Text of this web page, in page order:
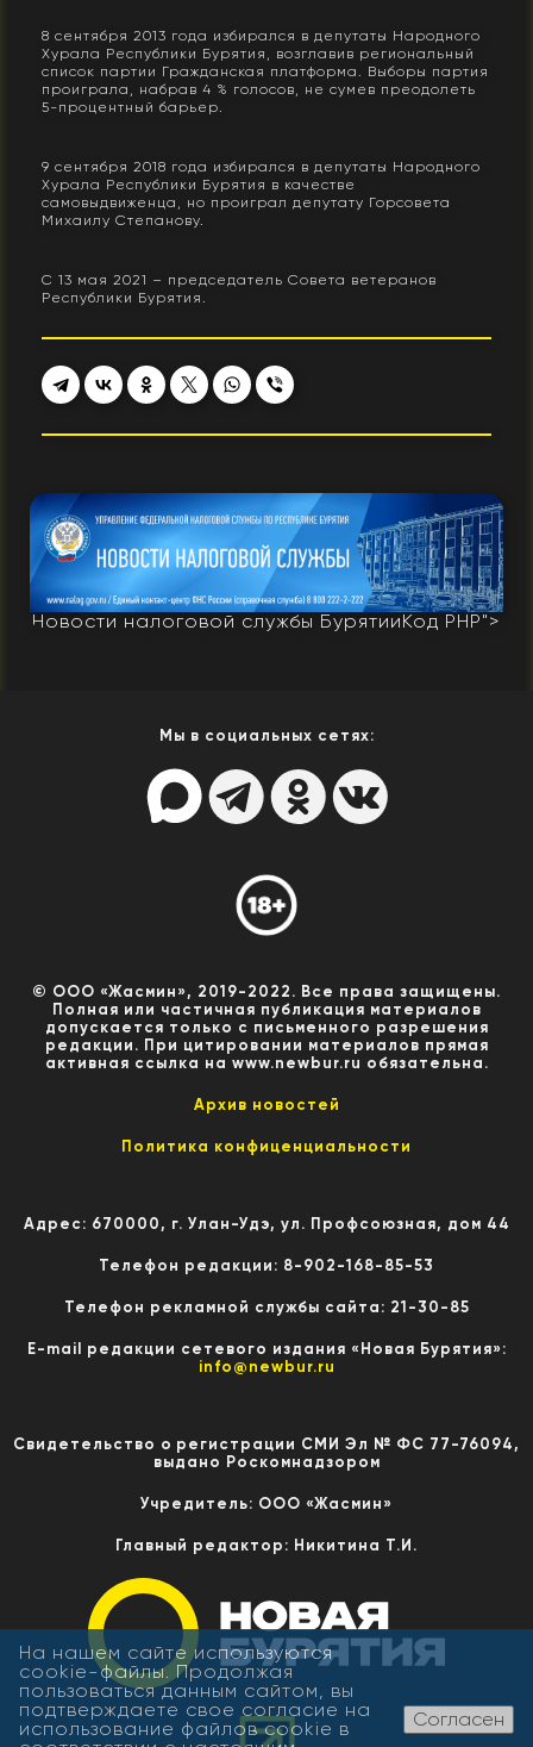
8 сентября 2013 года избирался в депутаты Народного
Хурала Республики Бурятия, возглавив региональный
список партии Гражданская платформа. Выборы партия
проиграла, набрав 4 % голосов, не сумев преодолеть
5-процентный барьер.
9 сентября 2018 года избирался в депутаты Народного
Хурала Республики Бурятия в качестве
самовыдвиженца, но проиграл депутату Горсовета
Михаилу Степанову.
С 13 мая 2021 – председатель Совета ветеранов
Республики Бурятия.
Новости налоговой службы БурятииКод PHP">
Мы в социальных сетях:
© ООО «Жасмин», 2019-2022. Все права защищены.
Полная или частичная публикация материалов
допускается только с письменного разрешения
редакции. При цитировании материалов прямая
активная ссылка на www.newbur.ru обязательна.
Архив новостей
Политика конфиценциальности
Адрес: 670000, г. Улан-Удэ, ул. Профсоюзная, дом 44
Телефон редакции: 8-902-168-85-53
Телефон рекламной службы сайта: 21-30-85
E-mail редакции сетевого издания «Новая Бурятия»:
info@newbur.ru
Свидетельство о регистрации СМИ Эл № ФС 77-76094,
выдано Роскомнадзором
Учредитель: ООО «Жасмин»
Главный редактор: Никитина Т.И.
На нашем сайте используются
cookie-файлы. Продолжая
пользоваться данным сайтом, вы
подтверждаете свое согласие на
использование файлов cookie в
Согласен